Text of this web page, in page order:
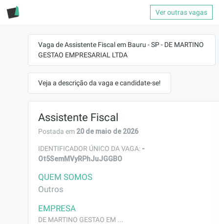
Ver outras vagas
Vaga de Assistente Fiscal em Bauru - SP - DE MARTINO
GESTAO EMPRESARIAL LTDA
Veja a descrição da vaga e candidate-se!
Assistente Fiscal
Postada em 20 de maio de 2026
IDENTIFICADOR ÚNICO DA VAGA: -
Ot5SemMVyRPhJuJGGBO
QUEM SOMOS
Outros
EMPRESA
DE MARTINO GESTAO EM ...